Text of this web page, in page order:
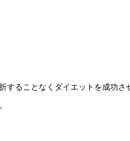
することなくダイエットを成功さ